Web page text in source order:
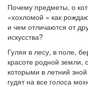
Почему предметы, о
«хохломой » как
и чем отличаются от
искусства?
Гуляя в лесу, в поле,
красоте родной земли,
которыми в летний
гудят на все голоса